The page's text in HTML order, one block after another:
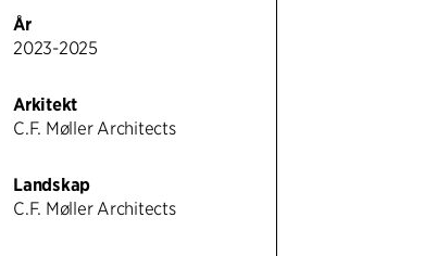
År
2023-2025
Arkitekt
C.F. Møller Architects
Landskap
C.F. Møller Architects